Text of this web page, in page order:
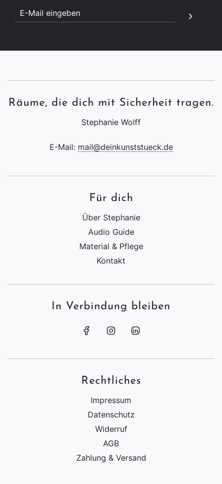
Räume, die dich mit Sicherheit tragen.
Stephanie Wolff
E-Mail: mail@deinkunststueck.de
Für dich
Über Stephanie
Audio Guide
Material & Pflege
Kontakt
In Verbindung bleiben
Rechtliches
Impressum
Datenschutz
Widerruf
AGB
Zahlung & Versand